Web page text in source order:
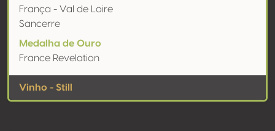
França - Val de Loire
Sancerre
Medalha de Ouro
France Revelation
Vinho - Still